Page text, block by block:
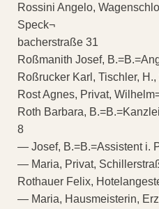
Rossini Angelo,
Speck¬
bacherstraße 31
Roßmanith Josef,
Roßrucker Karl, Tischler,
Rost Agnes, Privat,
Roth Barbara,
8
— Josef, B.=B.=Assistent i.
— Maria, Privat,
Rothauer Felix,
— Maria, Hausmeisterin,